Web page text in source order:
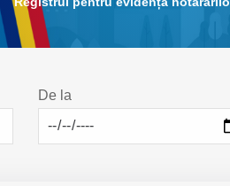
De la